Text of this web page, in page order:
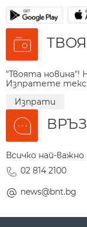
"Твоята
Изпратете
Изпрати
Всичко най-
02 814 2100
news@bnt.bg